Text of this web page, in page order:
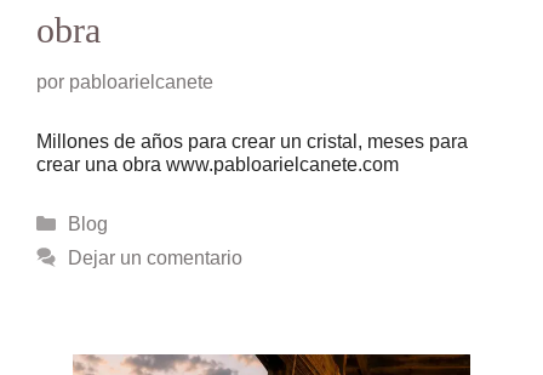
obra
por pabloarielcanete
Millones de años para crear un cristal, meses para
crear una obra www.pabloarielcanete.com
Categorías
Blog
Dejar un comentario